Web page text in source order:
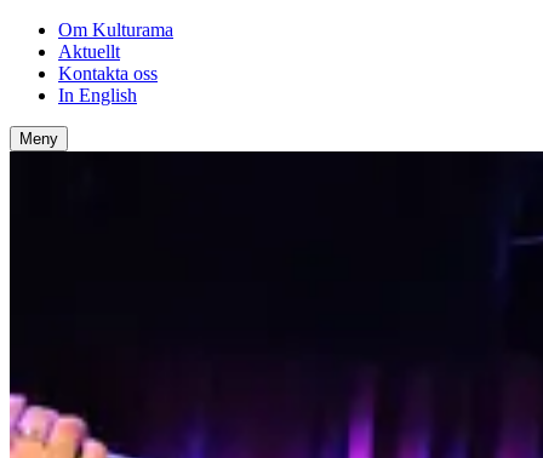
Om Kulturama
Aktuellt
Kontakta oss
In English
Meny